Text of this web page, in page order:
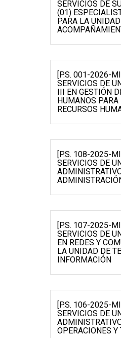
SERVICIOS DE
(01)
PARA LA
[P.S. 001-2026-
SERVICIOS DE
III EN GESTIÓN
HUMANOS
RECURSOS
[P.S. 108-2025-
SERVICIOS DE
[P.S. 107-2025-
SERVICIOS DE
EN REDES Y
LA UNIDAD DE
INFORMACIÓN
[P.S. 106-2025-
SERVICIOS DE
OPERACIONES